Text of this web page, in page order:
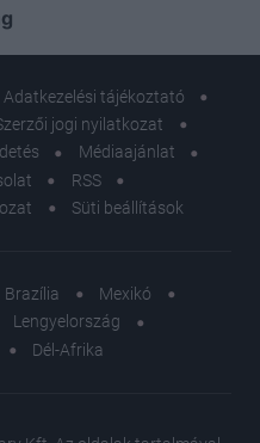
Adatkezelési tájékoztató
jogi nyilatkozat
Médiaajánlat
RSS
Süti beállítások
Brazília
Mexikó
Lengyelország
Dél-Afrika